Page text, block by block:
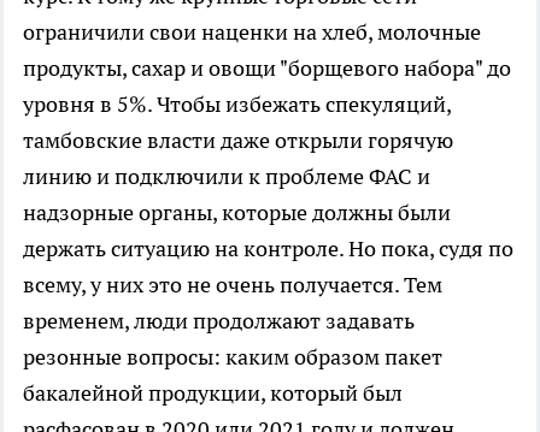
ограничили свои наценки на хлеб, молочные
продукты, сахар и овощи "борщевого набора" до
уровня в 5%. Чтобы избежать спекуляций,
тамбовские власти даже открыли горячую
линию и подключили к проблеме ФАС и
надзорные органы, которые должны были
держать ситуацию на контроле. Но пока, судя по
всему, у них это не очень получается. Тем
временем, люди продолжают задавать
резонные вопросы: каким образом пакет
бакалейной продукции, который был